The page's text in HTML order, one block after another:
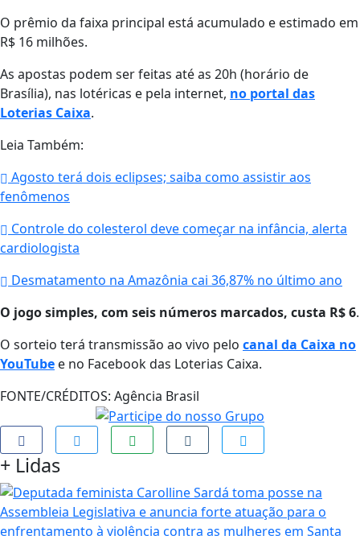
O prêmio da faixa principal está acumulado e estimado em
R$ 16 milhões.
As apostas podem ser feitas até as 20h (horário de
Brasília), nas lotéricas e pela internet, no portal das
Loterias Caixa.
Leia Também:
Agosto terá dois eclipses; saiba como assistir aos
fenômenos
Controle do colesterol deve começar na infância, alerta
cardiologista
Desmatamento na Amazônia cai 36,87% no último ano
O jogo simples, com seis números marcados, custa R$ 6.
O sorteio terá transmissão ao vivo pelo canal da Caixa no
YouTube e no Facebook das Loterias Caixa.
FONTE/CRÉDITOS: Agência Brasil
+ Lidas